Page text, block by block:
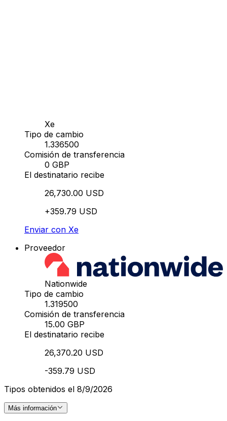
Xe
Tipo de cambio
1.336500
Comisión de transferencia
0 GBP
El destinatario recibe
26,730.00 USD
+359.79 USD
Enviar con Xe
Proveedor
Nationwide
Tipo de cambio
1.319500
Comisión de transferencia
15.00 GBP
El destinatario recibe
26,370.20 USD
-359.79 USD
Tipos obtenidos el 8/9/2026
Más información